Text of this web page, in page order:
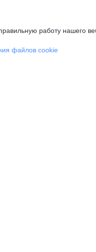
работу нашего
файлов cookie